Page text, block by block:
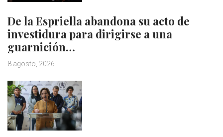
De la Espriella abandona su acto de
investidura para dirigirse a una
guarnición…
8 agosto, 2026